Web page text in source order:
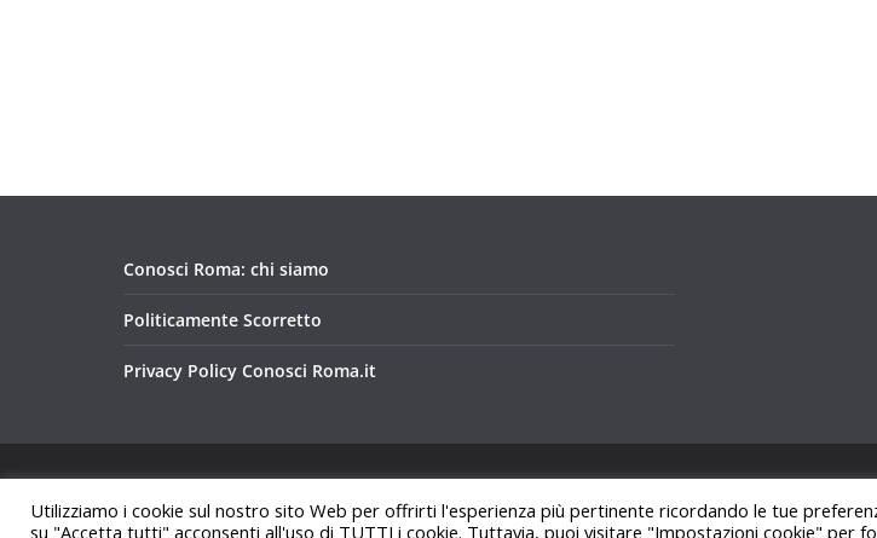
Conosci Roma: chi siamo
Politicamente Scorretto
Privacy Policy Conosci Roma.it
Tema:ColorMagdi ThemeGrill. Powered byWordPress.
Utilizziamo i cookie sul nostro sito Web per offrirti l'esperienza più pertinente ricordando le tue
su "Accetta tutti" acconsenti all'uso di TUTTI i cookie. Tuttavia, puoi visitare "Impostazioni cookie" per